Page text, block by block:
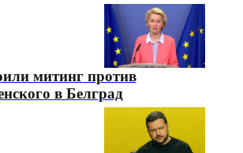
митинг против
в Белград